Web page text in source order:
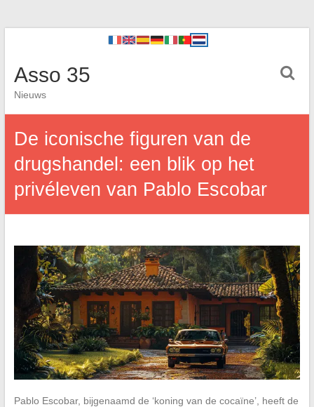
Asso 35
Nieuws
De iconische figuren van de
drugshandel: een blik op het
privéleven van Pablo Escobar
Pablo Escobar, bijgenaamd de ‘koning van de cocaïne’, heeft de